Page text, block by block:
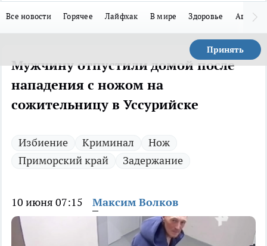
Все новости Горячее Лайфхак В мире Здоровье Авто
Принять
Мужчину отпустили домой после
нападения с ножом на
сожительницу в Уссурийске
Избиение Криминал
Нож
Приморский край
Задержание
10 июня 07:15 Максим Волков